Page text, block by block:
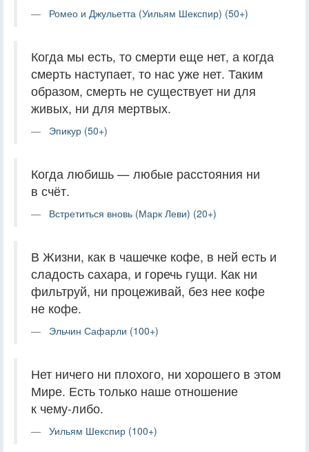
Ромео и Джульетта (Уильям Шекспир) (50+)
Когда мы есть, то смерти еще нет, а когда
смерть наступает, то нас уже нет. Таким
образом, смерть не существует ни для
живых, ни для мертвых.
Эпикур (50+)
Когда любишь — любые расстояния ни
в счёт.
Встретиться вновь (Марк Леви) (20+)
В Жизни, как в чашечке кофе, в ней есть и
сладость сахара, и горечь гущи. Как ни
фильтруй, ни процеживай, без нее кофе
не кофе.
Эльчин Сафарли (100+)
Нет ничего ни плохого, ни хорошего в этом
Мире. Есть только наше отношение
к чему-либо.
Уильям Шекспир (100+)